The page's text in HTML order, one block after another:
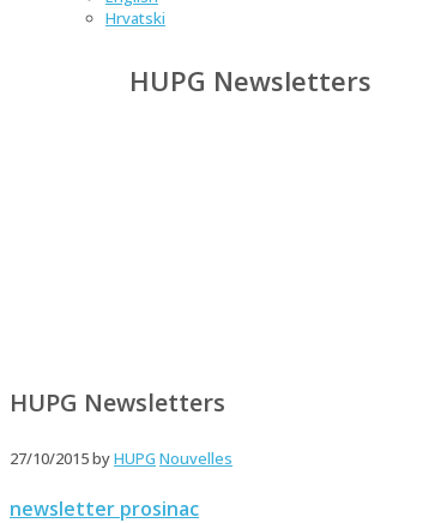
Hrvatski
HUPG Newsletters
HUPG Newsletters
27/10/2015byHUPG Nouvelles
newsletter prosinac